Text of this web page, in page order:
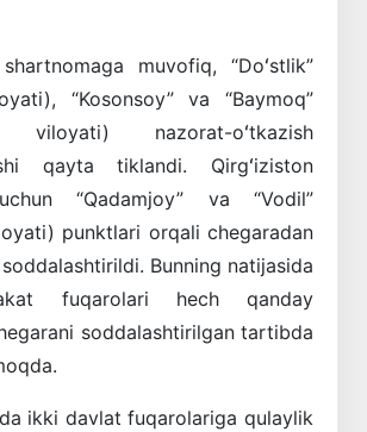
muvofiq, “Doʻstlik”
“Kosonsoy” va “Baymoq”
viloyati) nazorat-oʻtkazish
qayta tiklandi. Qirgʻiziston
“Qadamjoy” va “Vodil”
punktlari orqali chegaradan
Bunning natijasida
fuqarolari hech qanday
soddalashtirilgan tartibda
ikki davlat fuqarolariga qulaylik